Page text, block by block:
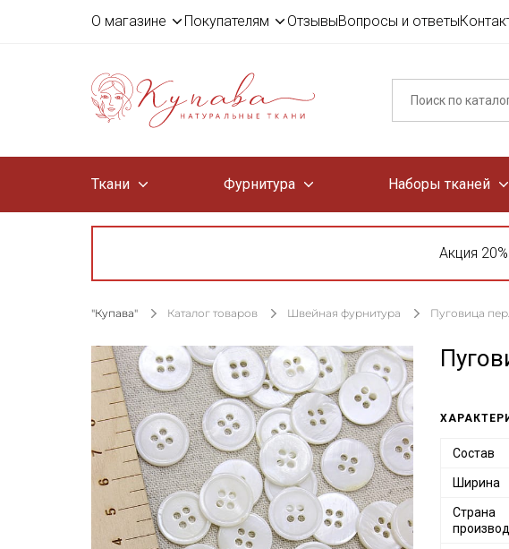
О магазине Покупателям ОтзывыВопросы и ответы
Ткани Фурнитура Наборы тканей
Акция
"Купава" Каталог товаров Швейная фурнитура Пуговица
Состав
Ширина
Страна